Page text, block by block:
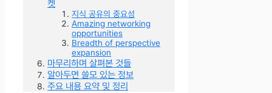
켓
지식 공유의 중요성
Amazing networking
opportunities
Breadth of perspective
expansion
마무리하며 살펴본 것들
알아두면 쓸모 있는 정보
주요 내용 요약 및 정리